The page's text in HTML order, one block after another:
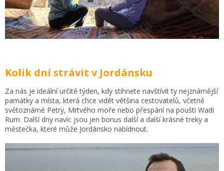
Kolik dní strávit v Jordánsku
Za nás je ideální určitě týden, kdy stihnete navštívit ty nejznámější
památky a místa, která chce vidět většina cestovatelů, včetně
světoznámé Petry, Mrtvého moře nebo přespání na poušti Wadi
Rum. Další dny navíc jsou jen bonus další a další krásné treky a
městečka, které může Jordánsko nabídnout.